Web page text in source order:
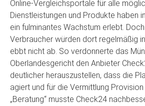
Online-Vergleichsportale für alle
Dienstleistungen und Produkte haben
ein fulminantes Wachstum erlebt.
Verbraucher würden dort regelmäßig
ebbt nicht ab. So verdonnerte das
Oberlandesgericht den Anbieter
deutlicher herauszustellen, dass die
agiert und für die Vermittlung
„Beratung“ musste Check24